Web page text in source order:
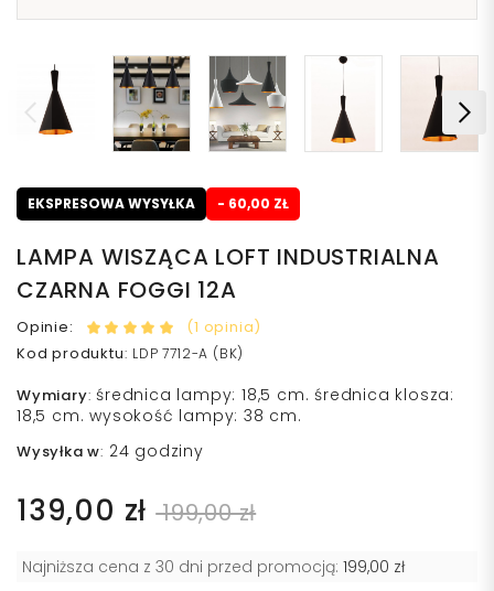
EKSPRESOWA WYSYŁKA - 60,00 ZŁ
LAMPA WISZĄCA LOFT INDUSTRIALNA
CZARNA FOGGI 12A
Opinie:
(1 opinia)
Kod produktu: LDP 7712-A (BK)
Wymiary: średnica lampy: 18,5 cm. średnica klosza:
18,5 cm. wysokość lampy: 38 cm.
Wysyłka w: 24 godziny
139,00 zł 199,00 zł
Najniższa cena z 30 dni przed promocją: 199,00 zł